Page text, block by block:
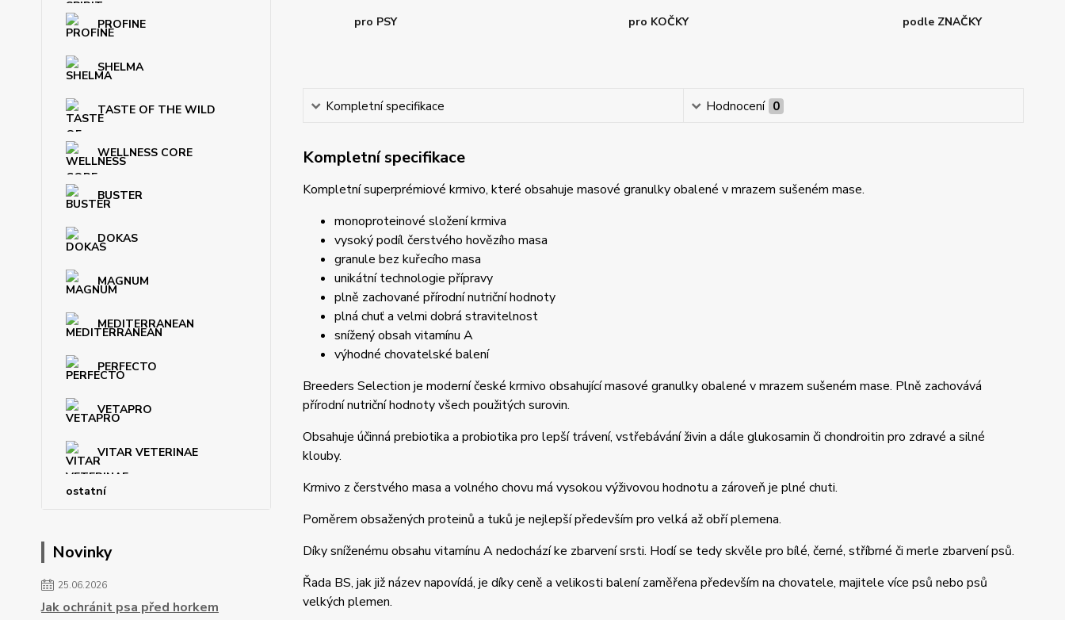
PROFINE
SHELMA
TASTE OF THE WILD
WELLNESS CORE
BUSTER
DOKAS
MAGNUM
MEDITERRANEAN
PERFECTO
VETAPRO
VITAR VETERINAE
ostatní
Novinky
25.06.2026
Jak ochránit psa před horkem
pro PSY pro KOČKY podle ZNAČKY
Kompletní specifikace Hodnocení 0
Kompletní specifikace
Kompletní superprémiové krmivo, které obsahuje masové granulky obalené v mrazem sušeném mase.
monoproteinové složení krmiva
vysoký podíl čerstvého hovězího masa
granule bez kuřecího masa
unikátní technologie přípravy
plně zachované přírodní nutriční hodnoty
plná chuť a velmi dobrá stravitelnost
snížený obsah vitamínu A
výhodné chovatelské balení
Breeders Selection je moderní české krmivo obsahující masové granulky obalené v mrazem sušeném mase. Plně zachovává
přírodní nutriční hodnoty všech použitých surovin.
Obsahuje účinná prebiotika a probiotika pro lepší trávení, vstřebávání živin a dále glukosamin či chondroitin pro zdravé a silné
klouby.
Krmivo z čerstvého masa a volného chovu má vysokou výživovou hodnotu a zároveň je plné chuti.
Poměrem obsažených proteinů a tuků je nejlepší především pro velká až obří plemena.
Díky sníženému obsahu vitamínu A nedochází ke zbarvení srsti. Hodí se tedy skvěle pro bílé, černé, stříbrné či merle zbarvení psů.
Řada BS, jak již název napovídá, je díky ceně a velikosti balení zaměřena především na chovatele, majitele více psů nebo psů
velkých plemen.